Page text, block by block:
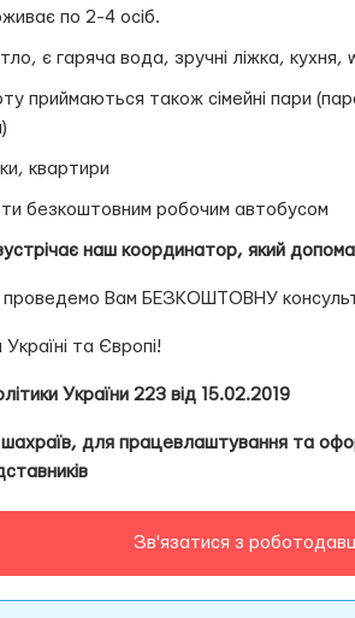
по 2-4 осіб.
є гаряча вода, зручні ліжка, кухня,
приймаються також сімейні пари
квартири
безкоштовним робочим автобусом
наш координатор, який
проведемо Вам БЕЗКОШТОВНУ
та Європі!
України 223 від 15.02.2019
шахраїв, для працевлаштування та
Зв'язатися з